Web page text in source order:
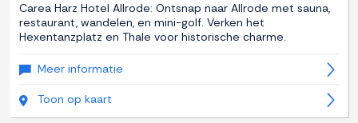
Carea Harz Hotel Allrode: Ontsnap naar Allrode met sauna,
restaurant, wandelen, en mini-golf. Verken het
Hexentanzplatz en Thale voor historische charme.
Meer informatie
Toon op kaart